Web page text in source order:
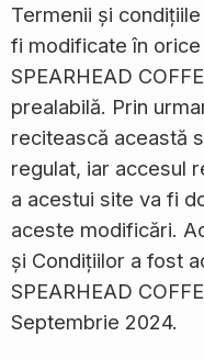
Termenii și
fi modificate în
SPEARHEAD
prealabilă. Prin
recitească această
regulat, iar accesul
a acestui site va fi
aceste modificări.
și Condițiilor a fost
SPEARHEAD
Septembrie 2024.